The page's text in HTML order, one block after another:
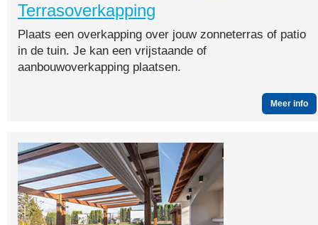
Terrasoverkapping
Plaats een overkapping over jouw zonneterras of patio
in de tuin. Je kan een vrijstaande of
aanbouwoverkapping plaatsen.
Meer info